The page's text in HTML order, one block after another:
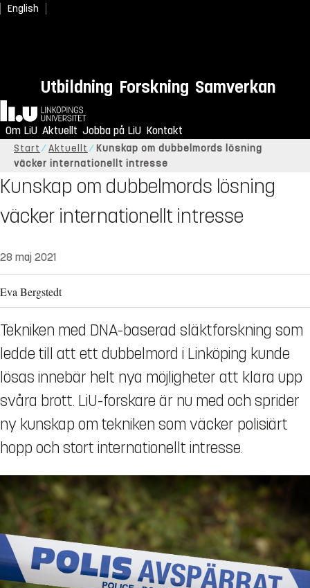
English
Utbildning Forskning Samverkan
Hem
Om LiU Aktuellt Jobba på LiU Kontakt
Start Aktuellt
Kunskap om dubbelmords lösning
väcker internationellt intresse
Kunskap om dubbelmords lösning
väcker internationellt intresse
28 maj 2021
Eva Bergstedt
Tekniken med DNA-baserad släktforskning som
ledde till att ett dubbelmord i Linköping kunde
lösas innebär helt nya möjligheter att klara upp
svåra brott. LiU-forskare är nu med och sprider
ny kunskap om tekniken som väcker polisiärt
hopp och stort internationellt intresse.